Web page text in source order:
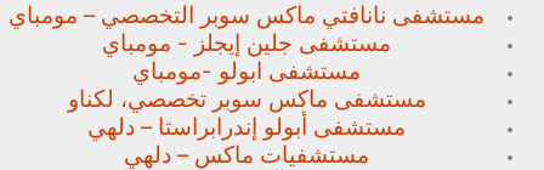
مستشفى نانافتي ماكس سوبر التخصصي – مومباي
مستشفى جلين إيجلز - مومباي
مستشفى ابولو -مومباي
مستشفى ماكس سوبر تخصصي، لكناو
مستشفى أبولو إندرابراستا – دلهي
مستشفيات ماكس – دلهي